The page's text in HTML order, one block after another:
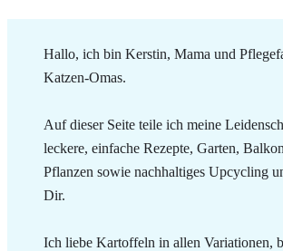
Hallo, ich bin Kerstin, Mama und
Katzen-Omas.
Auf dieser Seite teile ich meine
leckere, einfache Rezepte, Garten,
Pflanzen sowie nachhaltiges Upcycling
Dir.
Ich liebe Kartoffeln in allen Variationen,